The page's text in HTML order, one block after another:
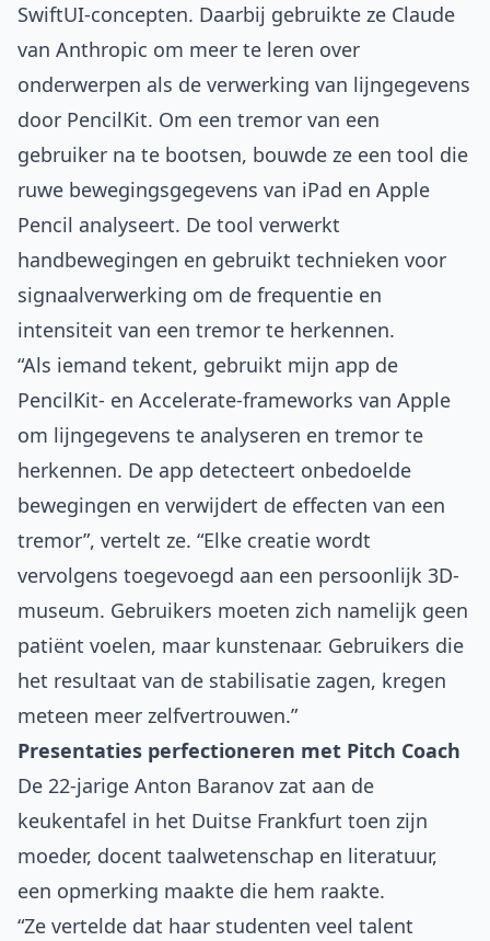
SwiftUI-concepten. Daarbij gebruikte ze Claude
van Anthropic om meer te leren over
onderwerpen als de verwerking van lijngegevens
door PencilKit. Om een tremor van een
gebruiker na te bootsen, bouwde ze een tool die
ruwe bewegingsgegevens van iPad en Apple
Pencil analyseert. De tool verwerkt
handbewegingen en gebruikt technieken voor
signaalverwerking om de frequentie en
intensiteit van een tremor te herkennen.
“Als iemand tekent, gebruikt mijn app de
PencilKit- en Accelerate-frameworks van Apple
om lijngegevens te analyseren en tremor te
herkennen. De app detecteert onbedoelde
bewegingen en verwijdert de effecten van een
tremor”, vertelt ze. “Elke creatie wordt
vervolgens toegevoegd aan een persoonlijk 3D-
museum. Gebruikers moeten zich namelijk geen
patiënt voelen, maar kunstenaar. Gebruikers die
het resultaat van de stabilisatie zagen, kregen
meteen meer zelfvertrouwen.”
Presentaties perfectioneren met Pitch Coach
De 22-jarige Anton Baranov zat aan de
keukentafel in het Duitse Frankfurt toen zijn
moeder, docent taalwetenschap en literatuur,
een opmerking maakte die hem raakte.
“Ze vertelde dat haar studenten veel talent